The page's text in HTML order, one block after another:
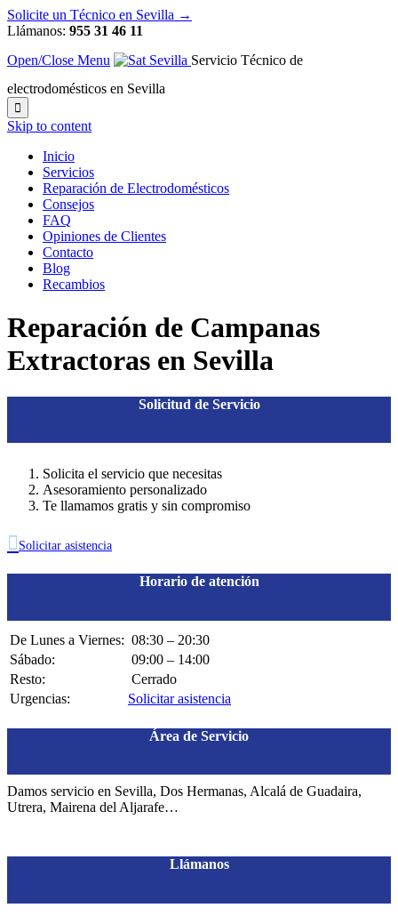
Solicite un Técnico en Sevilla →
Llámanos: 955 31 46 11
Open/Close Menu
Servicio Técnico de
electrodomésticos en Sevilla

Skip to content
Inicio
Servicios
Reparación de Electrodomésticos
Consejos
FAQ
Opiniones de Clientes
Contacto
Blog
Recambios
Reparación de Campanas
Extractoras en Sevilla
Solicitud de Servicio
Solicita el servicio que necesitas
Asesoramiento personalizado
Te llamamos gratis y sin compromiso
 Solicitar asistencia
Horario de atención
De Lunes a Viernes: 08:30 – 20:30
Sábado:
09:00 – 14:00
Resto:
Cerrado
Urgencias:
Solicitar asistencia
Área de Servicio
Damos servicio en Sevilla, Dos Hermanas, Alcalá de Guadaira,
Utrera, Mairena del Aljarafe…
Llámanos